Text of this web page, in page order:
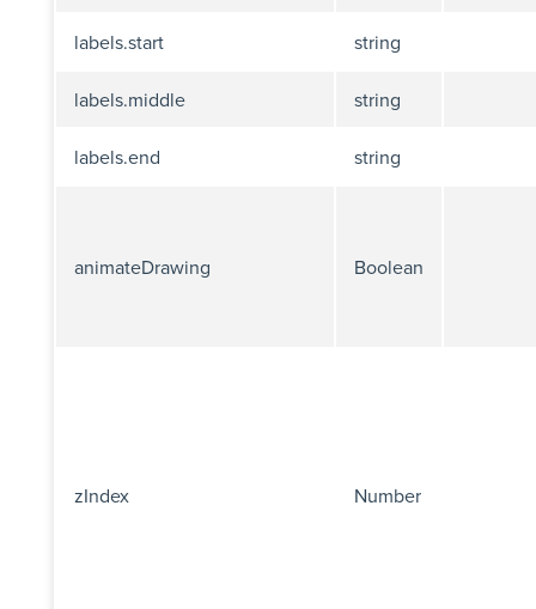
labels.start string
labels.middle string
labels.end string
animateDrawing Boolean
zIndex Number